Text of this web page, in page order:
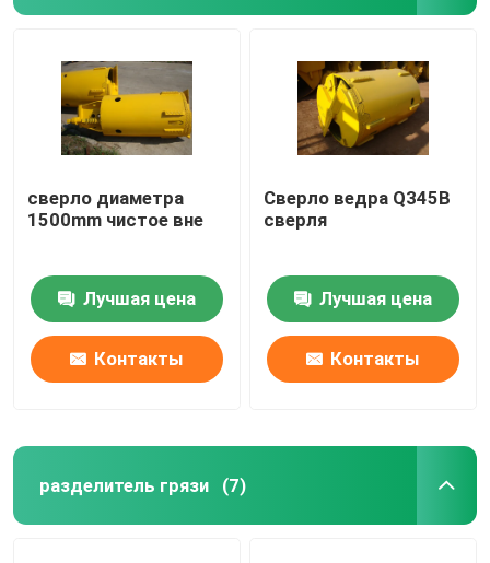
сверло диаметра
1500mm чистое вне
Лучшая цена
Контакты
Сверло ведра Q345B
сверля
Лучшая цена
Контакты
разделитель грязи (7)